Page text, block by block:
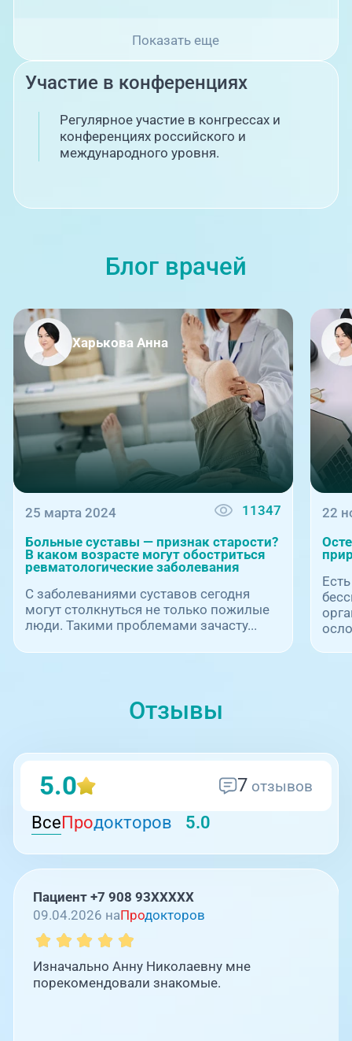
специальности "Ревматология"
Показать еще
Участие в конференциях
Регулярное участие в конгрессах и
конференциях российского и
международного уровня.
Блог врачей
Харькова Анна
25 марта 2024 11347
Больные суставы — признак старости?
В каком возрасте могут обостриться
ревматологические заболевания
С заболеваниями суставов сегодня
могут столкнуться не только пожилые
люди. Такими проблемами зачасту...
22
Отзывы
5.0 7 отзывов
ВсеПродокторов 5.0
Пациент +7 908 93XXXXX
09.04.2026 наПродокторов
Изначально Анну Николаевну мне
порекомендовали знакомые.